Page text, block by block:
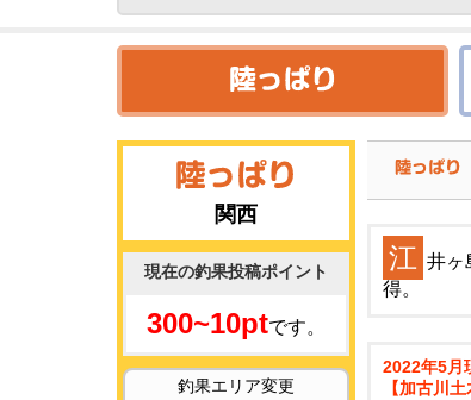
関西
現在の釣果投稿ポイント
300~10ptです。
釣果エリア変更
江 井ヶ
得。
2022年5月
【加古川